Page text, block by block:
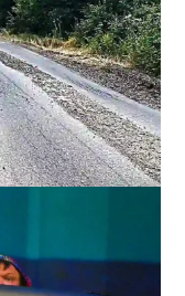
автобусы и